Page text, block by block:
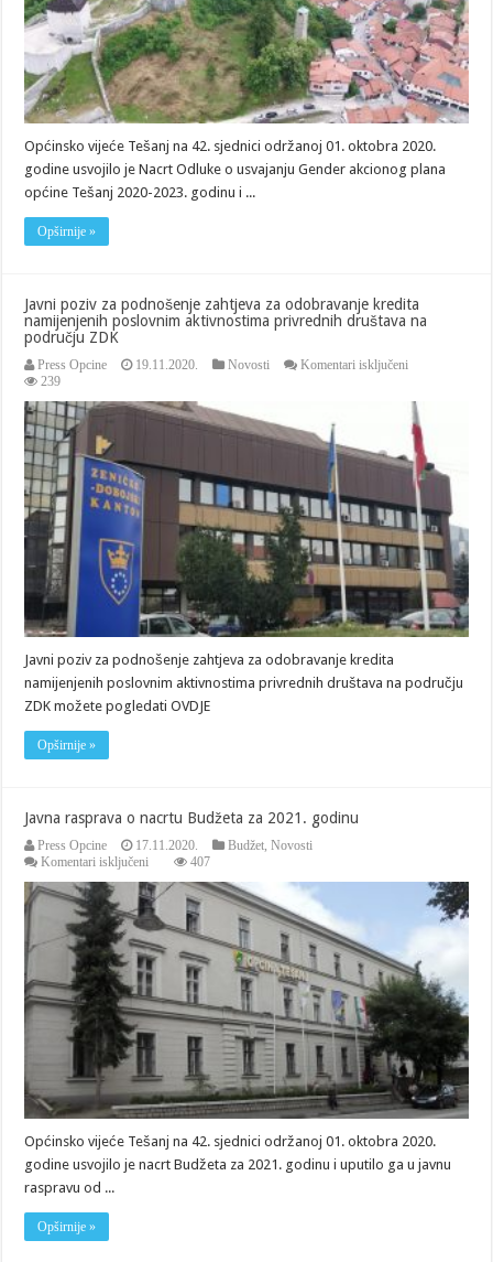
Općinsko vijeće Tešanj na 42. sjednici održanoj 01. oktobra 2020.
godine usvojilo je Nacrt Odluke o usvajanju Gender akcionog plana
općine Tešanj 2020-2023. godinu i ...
Opširnije »
Javni poziv za podnošenje zahtjeva za odobravanje kredita
namijenjenih poslovnim aktivnostima privrednih društava na
području ZDK
Press Opcine 19.11.2020. Novosti Komentari isključeni
za
podnošenje
zahtjeva
za
odobravanje
kredita
namijenjenih
poslovnim
aktivnostima
privrednih
društava
na
području
ZDK
239
Javni poziv za podnošenje zahtjeva za odobravanje kredita
namijenjenih poslovnim aktivnostima privrednih društava na području
ZDK možete pogledati OVDJE
Opširnije »
Javna rasprava o nacrtu Budžeta za 2021. godinu
Press Opcine 17.11.2020. Budžet,Novosti
Komentari isključeni
rasprava
o
nacrtu
Budžeta
za
2021.
godinu
407
Općinsko vijeće Tešanj na 42. sjednici održanoj 01. oktobra 2020.
godine usvojilo je nacrt Budžeta za 2021. godinu i uputilo ga u javnu
raspravu od ...
Opširnije »